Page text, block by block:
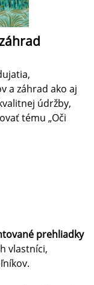
a záhrad ako aj
údržby,
tému „Oči
prehliadky
vlastníci,